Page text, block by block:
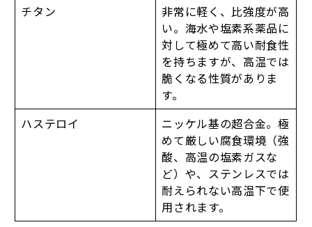
チタン
非常に軽く、比強度が高
い。海水や塩素系薬品に
対して極めて高い耐食性
を持ちますが、高温では
脆くなる性質がありま
す。
ハステロイ
ニッケル基の超合金。極
めて厳しい腐食環境（強
酸、高温の塩素ガスな
ど）や、ステンレスでは
耐えられない高温下で使
用されます。